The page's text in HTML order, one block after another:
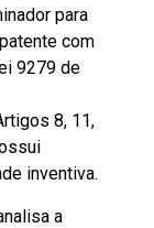
para
com
9279 de
8, 11,
inventiva.
a